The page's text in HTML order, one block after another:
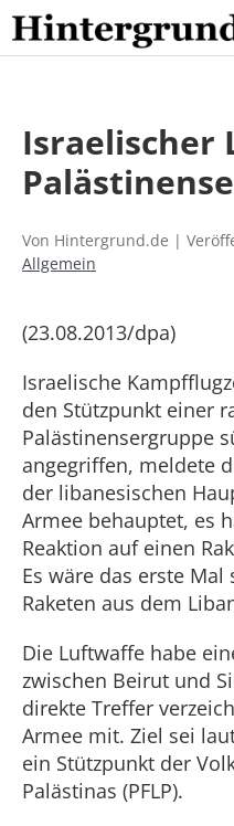
Skip
to
content
Von Hintergrund.de |
Allgemein
(23.08.2013/dpa)
Israelische
den Stützpunkt einer
Palästinensergruppe
angegriffen, meldete
der libanesischen
Armee behauptet, es
Reaktion auf einen
Es wäre das erste Mal
Raketen aus dem
Die Luftwaffe habe
zwischen Beirut und
direkte Treffer
Armee mit. Ziel sei
ein Stützpunkt der
Palästinas (PFLP).